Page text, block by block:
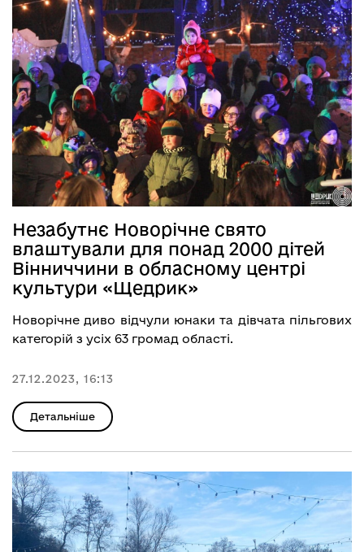
Незабутнє Новорічне свято
влаштували для понад 2000 дітей
Вінниччини в обласному центрі
культури «Щедрик»
Новорічне диво відчули юнаки та дівчата пільгових
категорій з усіх 63 громад області.
27.12.2023, 16:13
Детальніше